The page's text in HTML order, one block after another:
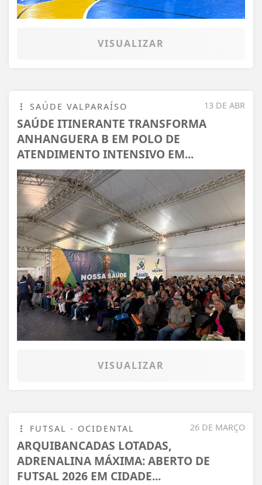
VISUALIZAR
13 DE ABR
SAÚDE VALPARAÍSO
SAÚDE ITINERANTE TRANSFORMA
ANHANGUERA B EM POLO DE
ATENDIMENTO INTENSIVO EM...
VISUALIZAR
26 DE MARÇO
FUTSAL - OCIDENTAL
ARQUIBANCADAS LOTADAS,
ADRENALINA MÁXIMA: ABERTO DE
FUTSAL 2026 EM CIDADE...